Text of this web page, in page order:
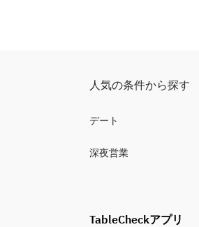
人気の条件から探す
デート
深夜営業
TableCheckアプリ